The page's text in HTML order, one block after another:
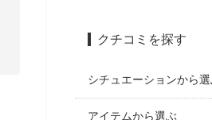
クチコミを探す
シチュエーションから選
アイテムから選ぶ